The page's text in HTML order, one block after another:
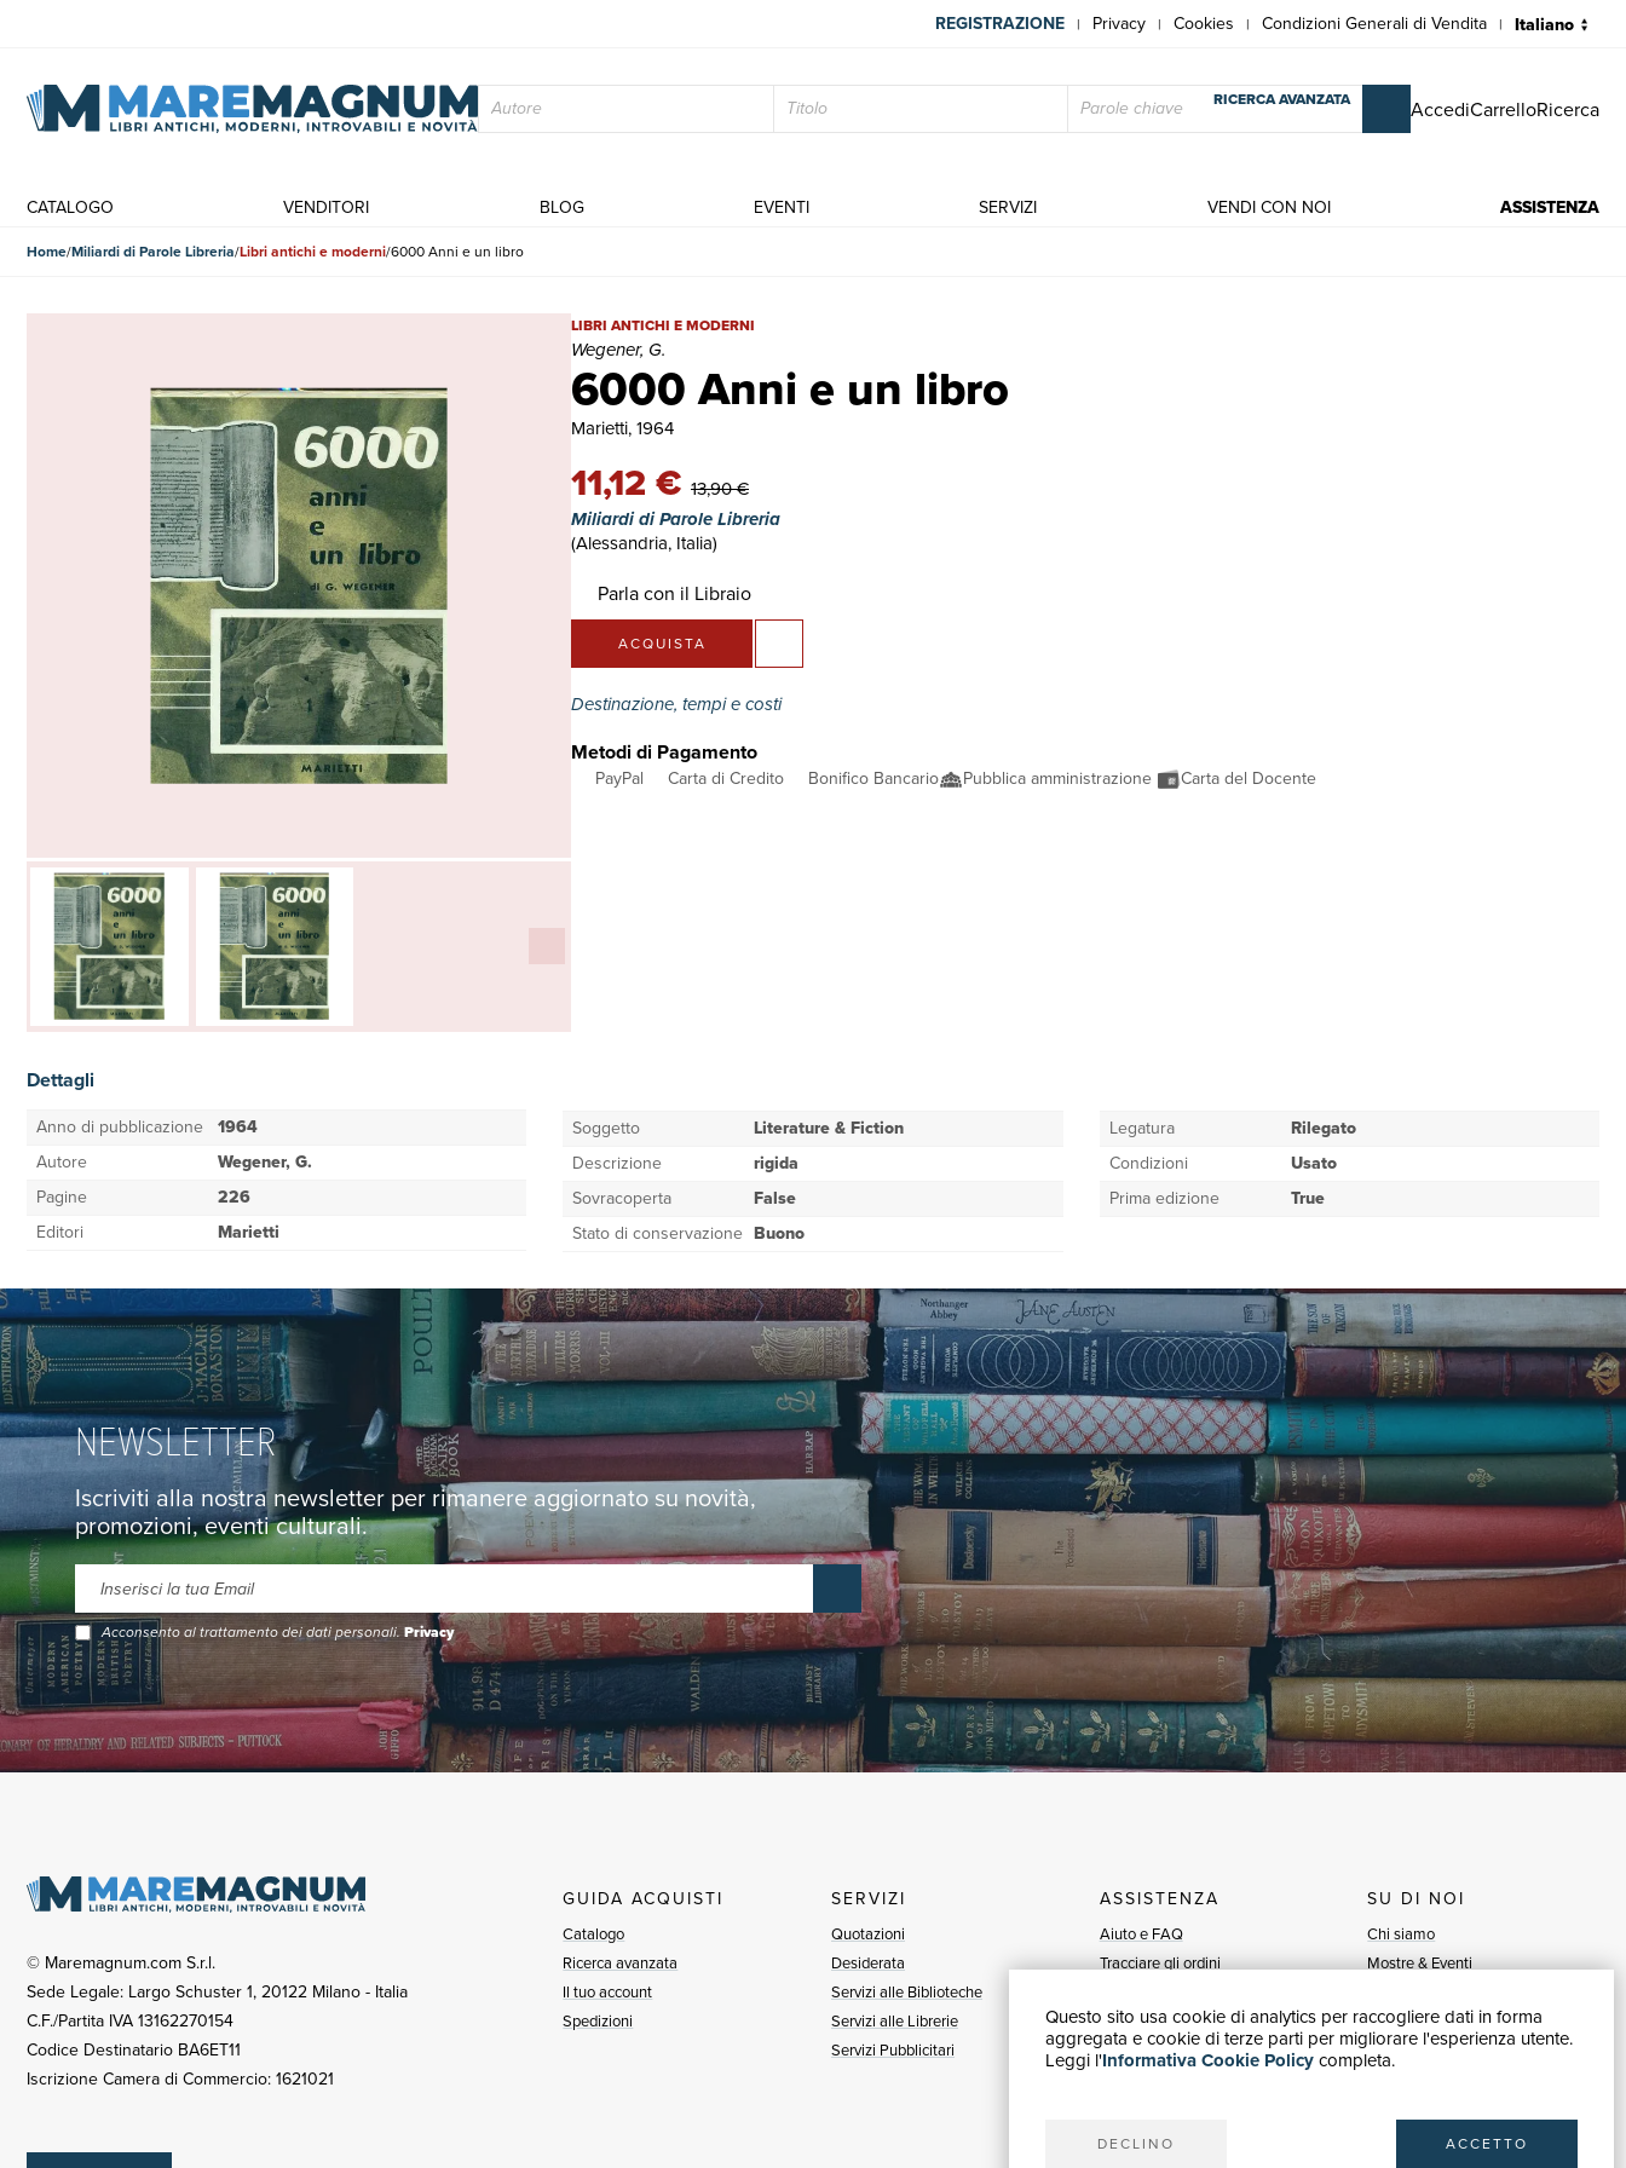
Questo sito usa cookie di analytics per raccogliere dati in forma
aggregata e cookie di terze parti per migliorare l'esperienza utente.
Leggi l'Informativa Cookie Policycompleta.
DECLINO ACCETTO
REGISTRAZIONE | Privacy | Cookies | Condizioni Generali di Vendita |
RICERCA AVANZATA AccediCarrelloRicerca
CATALOGO VENDITORI BLOG EVENTI SERVIZI VENDI CON NOI ASSISTENZA
Home Miliardi di Parole Libreria Libri antichi e moderni 6000 Anni e un libro
6000 Anni e un libro
6000 Anni e un libro | Libri antichi e moderni | Wegener, G.
LIBRI ANTICHI E MODERNI
Wegener, G.
Marietti, 1964
11,12 € 13,90 €
Miliardi di Parole Libreria
(Alessandria, Italia)
Parla con il Libraio
ACQUISTA
Destinazione, tempi e costi
Metodi di Pagamento
PayPal Carta di Credito Bonifico Bancario Pubblica amministrazione Carta del Docente
Dettagli
Anno di pubblicazione 1964
Autore
Wegener, G.
Pagine
226
Editori
Marietti
Soggetto
Literature & Fiction
Descrizione
rigida
Sovracoperta
False
Stato di conservazione Buono
Legatura
Rilegato
Condizioni
Usato
Prima edizione
True
NEWSLETTER
Iscriviti alla nostra newsletter per rimanere aggiornato su novità,
promozioni, eventi culturali.
Acconsento al trattamento dei dati personali.Privacy
© Maremagnum.com S.r.l.
Sede Legale: Largo Schuster 1, 20122 Milano - Italia
C.F./Partita IVA 13162270154
Codice Destinatario BA6ET11
Iscrizione Camera di Commercio: 1621021
GUIDA ACQUISTI
Catalogo
Ricerca avanzata
Il tuo account
Spedizioni
SERVIZI
Quotazioni
Desiderata
Servizi alle Biblioteche
Servizi alle Librerie
Servizi Pubblicitari
ASSISTENZA
Aiuto e FAQ
Tracciare gli ordini
Fatturazione
Carta del Docente / 18App
SU DI NOI
Chi siamo
Mostre & Eventi
Blog
Vendi con noi